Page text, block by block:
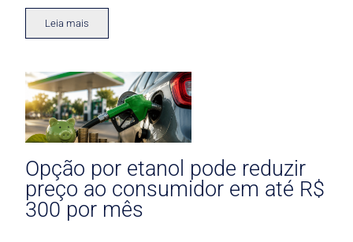
Leia mais
Opção por etanol pode reduzir
preço ao consumidor em até R$
300 por mês